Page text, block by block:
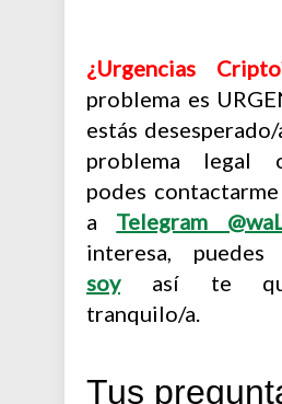
¿Urgencias
problema es
estás
problema legal
podes
a Telegram
interesa,
soyasí te
tranquilo/a.
Tus